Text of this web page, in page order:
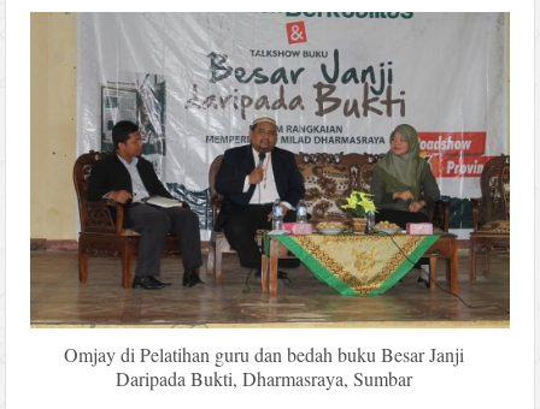
Omjay di Pelatihan guru dan bedah buku Besar Janji
Daripada Bukti, Dharmasraya, Sumbar